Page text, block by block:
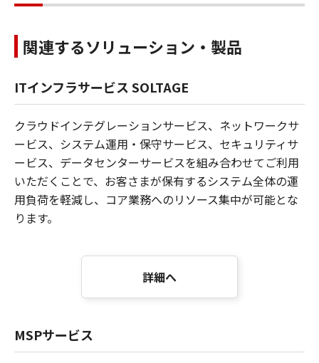
関連するソリューション・製品
ITインフラサービス SOLTAGE
クラウドインテグレーションサービス、ネットワークサ
ービス、システム運用・保守サービス、セキュリティサ
ービス、データセンターサービスを組み合わせてご利用
いただくことで、お客さまが保有するシステム全体の運
用負荷を軽減し、コア業務へのリソース集中が可能とな
ります。
詳細へ
MSPサービス